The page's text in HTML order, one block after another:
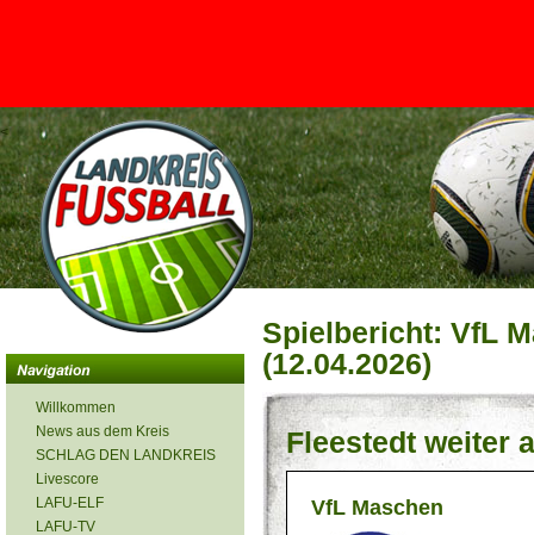
<
Willkommen
News aus dem Kreis
SCHLAG DEN LANDKREIS
Livescore
LAFU-ELF
LAFU-TV
Spielbericht: VfL
(12.04.2026)
Fleestedt weiter
VfL Maschen